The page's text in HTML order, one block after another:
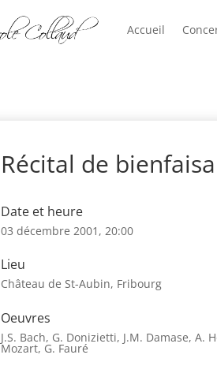
Accueil
Récital de
Date et heure
03 décembre 2001, 20:00
Lieu
Château de St-Aubin, Fribourg
Oeuvres
J.S. Bach, G. Donizietti, J.M. Damase, A.
Mozart, G. Fauré